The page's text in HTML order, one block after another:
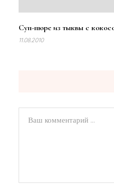
Суп-пюре из тыквы с
11.08.2010